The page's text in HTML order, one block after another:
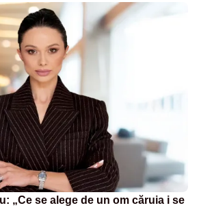
„Ce se alege de un om căruia i se